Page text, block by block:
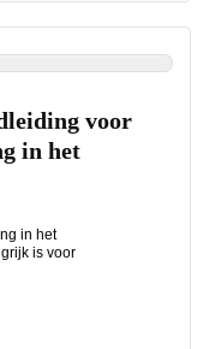
voor
in het
in het
is voor